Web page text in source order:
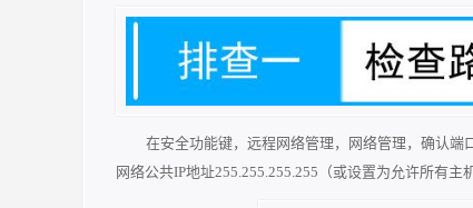
在安全功能键，远程网络管理，网络管理，确认端
网络公共IP地址255.255.255.255（或设置为允许所有主